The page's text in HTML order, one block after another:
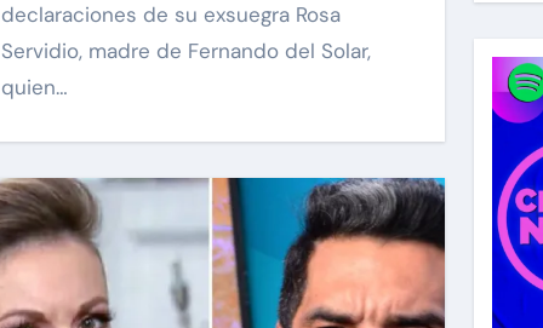
declaraciones de su exsuegra Rosa
Servidio, madre de Fernando del Solar,
quien…